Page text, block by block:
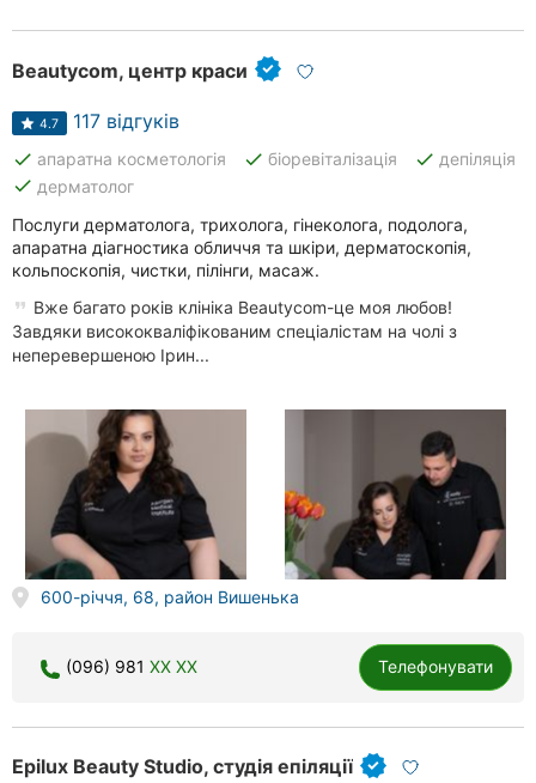
Приватні
клініки
Автошколи
Ресторани
Всі
рубрики
міста:
Вінниця
Житомир
Тернопіль
Рівне
Кропивницький
Beautycom, центр краси
4.7 117 відгуків
done апаратна косметологія done біоревіталізація done депіляція
done дерматолог
Послуги дерматолога, трихолога, гінеколога, подолога,
апаратна діагностика обличчя та шкіри, дерматоскопія,
кольпоскопія, чистки, пілінги, масаж.
Вже багато років клініка Beautycom-це моя любов!
Завдяки висококваліфікованим спеціалістам на чолі з
неперевершеною Ірин...
600-річчя, 68, район Вишенька
(096) 981 XX XX Телефонувати
Epilux Beauty Studio, студія епіляції